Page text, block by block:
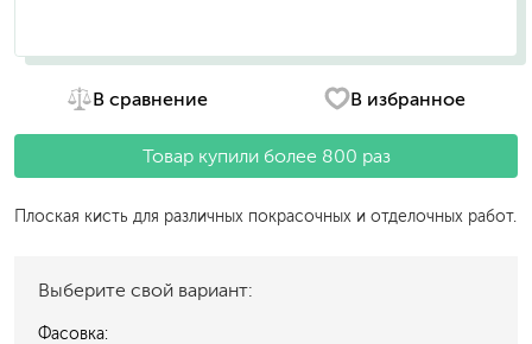
В сравнение В избранное
Товар купили более 800 раз
Плоская кисть для различных покрасочных и отделочных работ.
Выберите свой вариант:
Фасовка: